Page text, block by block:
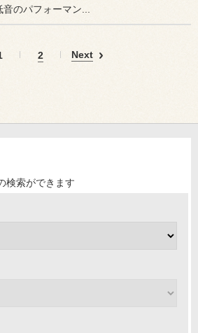
のパフォーマン...
2 Next
検索ができます